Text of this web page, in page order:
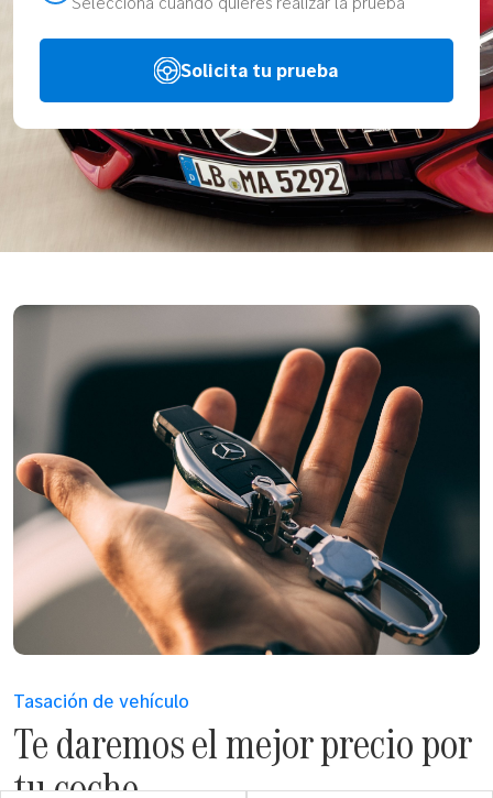
Solicita tu prueba
Tasación de vehículo
Te daremos el mejor precio por
tu coche